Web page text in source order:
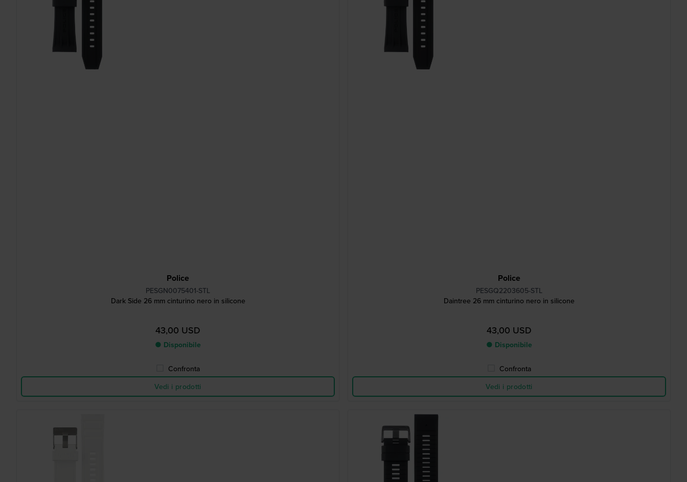
Police
PESGN0075401-STL
Dark Side 26 mm cinturino nero in silicone
43,00 USD
● Disponibile
Confronta
Vedi i prodotti
Police
PESGQ2203605-STL
Daintree 26 mm cinturino nero in silicone
43,00 USD
● Disponibile
Confronta
Vedi i prodotti